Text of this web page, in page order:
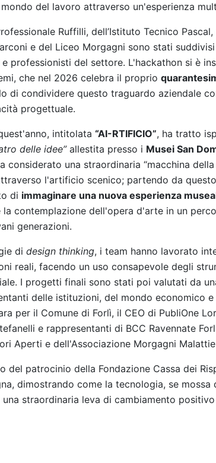
del lavoro attraverso un'esperienza
Ruffilli, dell’Istituto Tecnico
e del Liceo Morgagni sono stati
professionisti del settore. L'hackathon si è
che nel 2026 celebra il proprio
di condividere questo traguardo aziendale
progettuale.
intitolata “AI-RTIFICIO”, ha tratto
delle idee”allestita presso i Musei San
considerato una straordinaria “macchina
l'artificio scenico; partendo da
di immaginare una nuova esperienza
contemplazione dell'opera d'arte in un
generazioni.
di design thinking, i team hanno lavorato
reali, facendo un uso consapevole degli
I progetti finali sono stati poi valutati da
delle istituzioni, del mondo economico
per il Comune di Forlì, il CEO di PubliOne
e rappresentanti di BCC Ravennate
Aperti e dell'Associazione Morgagni
del patrocinio della Fondazione Cassa dei
dimostrando come la tecnologia, se
straordinaria leva di cambiamento